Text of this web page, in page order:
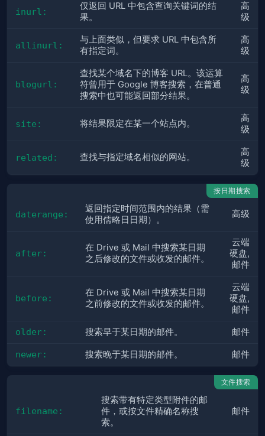
inurl:
仅返回 URL 中包含查询关键词的结
果。
高
级
allinurl:
与上面类似，但要求 URL 中包含所
有指定词。
高
级
blogurl:
查找某个域名下的博客 URL。该运算
符曾用于 Google 博客搜索，在普通
搜索中也可能返回部分结果。
高
级
site: 将结果限定在某一个站点内。
高
级
related: 查找与指定域名相似的网站。
高
级
按日期搜索
daterange:
返回指定时间范围内的结果（需
使用儒略日日期）。
高级
after:
在 Drive 或 Mail 中搜索某日期
之后修改的文件或收发的邮件。
云端
硬盘,
邮件
before:
在 Drive 或 Mail 中搜索某日期
之前修改的文件或收发的邮件。
云端
硬盘,
邮件
older: 搜索早于某日期的邮件。 邮件
newer: 搜索晚于某日期的邮件。 邮件
文件搜索
filename:
搜索带有特定类型附件的邮
件，或按文件精确名称搜
索。
邮件